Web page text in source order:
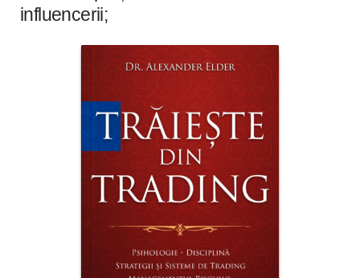
influencerii;